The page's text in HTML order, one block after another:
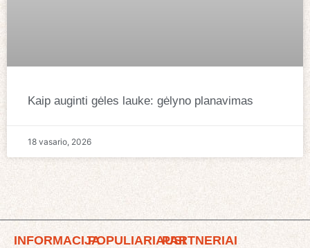
Kaip auginti gėles lauke: gėlyno planavimas
18 vasario, 2026
INFORMACIJAPOPULIARIAUSIPARTNERIAI